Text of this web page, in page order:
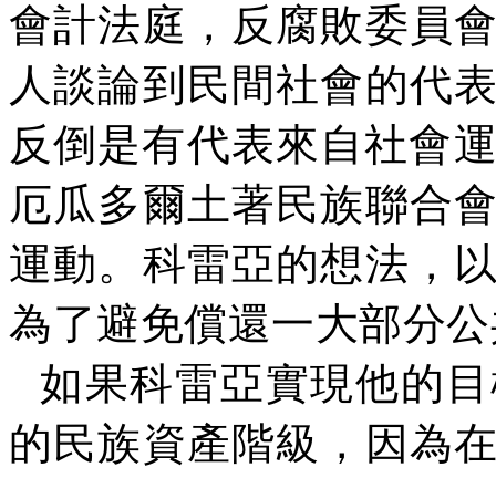
會計法庭，反腐敗委員
人談論到民間社會的代
反倒是有代表來自社會
厄瓜多爾土著民族聯合
運動。科雷亞的想法，
為了避免償還一大部分
如果科雷亞實現他的
的民族資產階級，因為